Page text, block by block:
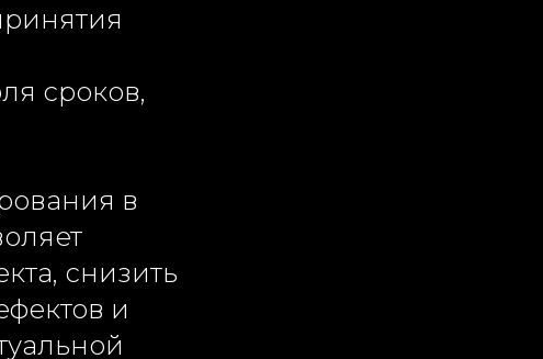
сроков,
в
снизить
и